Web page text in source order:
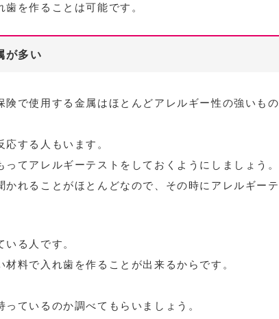
を作ることは可能です。
が多い
で使用する金属はほとんどアレルギー性の強いもの
する人もいます。
てアレルギーテストをしておくようにしましょう。
れることがほとんどなので、その時にアレルギーテ
る人です。
料で入れ歯を作ることが出来るからです。
ているのか調べてもらいましょう。